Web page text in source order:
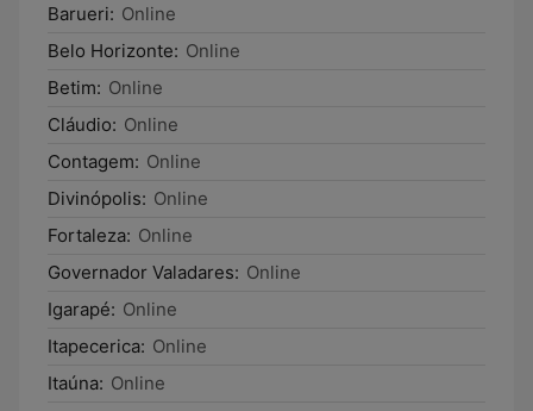
Barueri: Online
Belo Horizonte: Online
Betim: Online
Cláudio: Online
Contagem: Online
Divinópolis: Online
Fortaleza: Online
Governador Valadares: Online
Igarapé: Online
Itapecerica: Online
Itaúna: Online